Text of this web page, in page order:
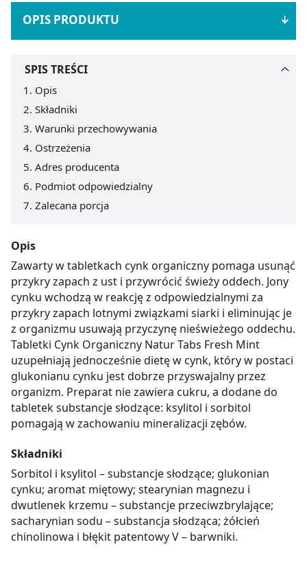
OPIS PRODUKTU
SPIS TREŚCI
Opis
Składniki
Warunki przechowywania
Ostrzeżenia
Adres producenta
Podmiot odpowiedzialny
Zalecana porcja
Opis
Zawarty w tabletkach cynk organiczny pomaga usunąć
przykry zapach z ust i przywrócić świeży oddech. Jony
cynku wchodzą w reakcję z odpowiedzialnymi za
przykry zapach lotnymi związkami siarki i eliminując je
z organizmu usuwają przyczynę nieświeżego oddechu.
Tabletki Cynk Organiczny Natur Tabs Fresh Mint
uzupełniają jednocześnie dietę w cynk, który w postaci
glukonianu cynku jest dobrze przyswajalny przez
organizm. Preparat nie zawiera cukru, a dodane do
tabletek substancje słodzące: ksylitol i sorbitol
pomagają w zachowaniu mineralizacji zębów.
Składniki
Sorbitol i ksylitol – substancje słodzące; glukonian
cynku; aromat miętowy; stearynian magnezu i
dwutlenek krzemu – substancje przeciwzbrylające;
sacharynian sodu – substancja słodząca; żółcień
chinolinowa i błękit patentowy V – barwniki.